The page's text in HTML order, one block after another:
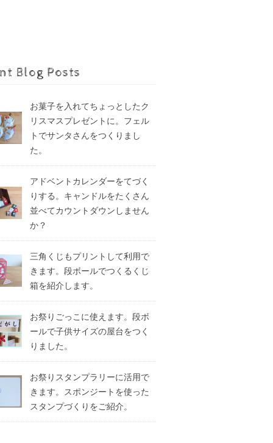
Blog Posts
お菓子を入れてちょっとしたク
リスマスプレゼントに。フェル
トでサンタさんをつくりまし
た。
アドベントカレンダーをてづく
りする。キャンドルをたくさん
並べてカウントダウンしません
か？
三角くじもプリントして利用で
きます。段ボールでつくるくじ
箱を紹介します。
お祭りごっこに使えます。段ボ
ールで子供サイズの屋台をつく
りました。
お祭りスタンプラリーに活用で
きます。スポンジートを使った
スタンプづくりをご紹介。